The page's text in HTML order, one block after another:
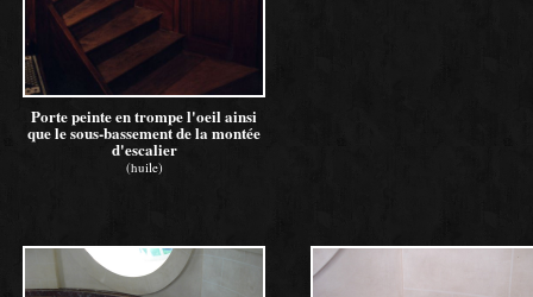
Porte peinte en trompe l'oeil ainsi
que le sous-bassement de la montée
d'escalier
(huile)